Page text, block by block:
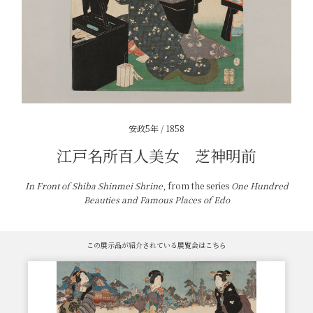
安政5年 / 1858
江戸名所百人美女 芝神明前
In Front of Shiba Shinmei Shrine, from the series One Hundred
Beauties and Famous Places of Edo
この展示品が紹介されている展覧会はこちら